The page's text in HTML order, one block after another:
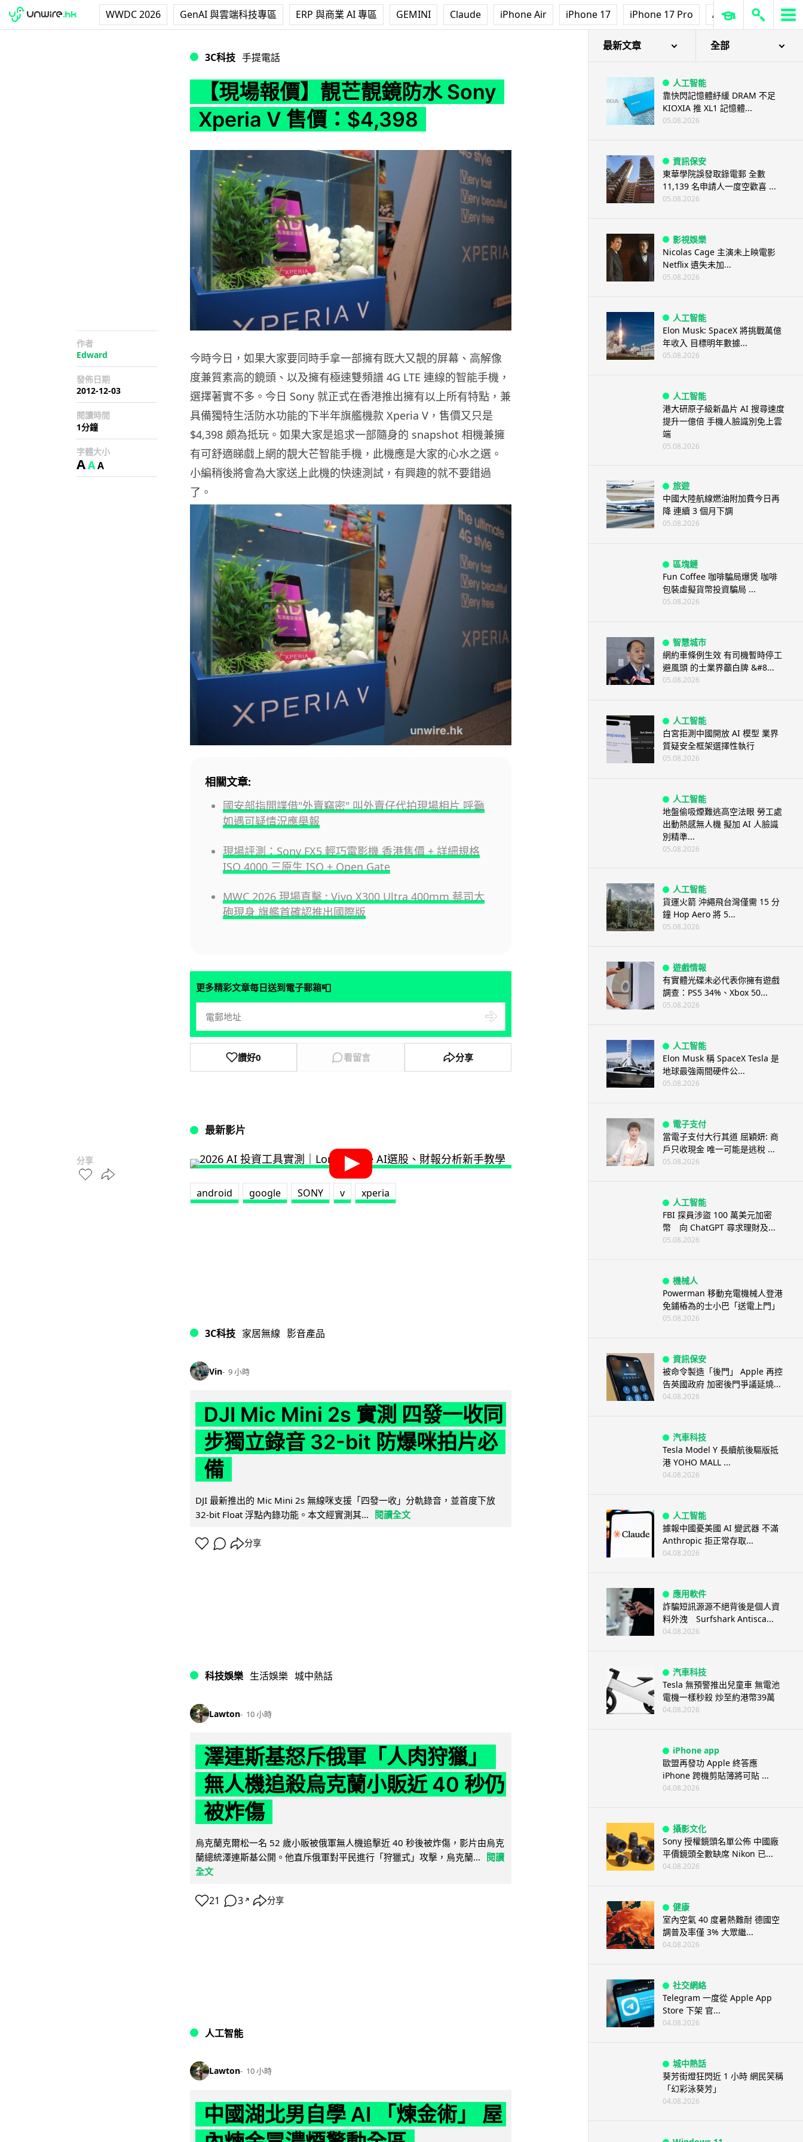
WWDC 2026 GenAI 與雲端科技專區 ERP 與商業 AI 專區 GEMINI Claude iPhone Air iPhone 17 iPhone 17 Pro AirPods Pro 3
3C科技 手提電話
【現場報價】靚芒靚鏡防水 Sony
Xperia V 售價：$4,398
作者
Edward
發佈日期
2012-12-03
閱讀時間
1分鐘
字體大小
AAA
分享
今時今日，如果大家要同時手拿一部擁有既大又靚的屏幕、高解像
度兼質素高的鏡頭、以及擁有極速雙頻譜 4G LTE 連線的智能手機，
選擇著實不多。今日 Sony 就正式在香港推出擁有以上所有特點，兼
具備獨特生活防水功能的下半年旗艦機款 Xperia V，售價又只是
$4,398 頗為抵玩。如果大家是追求一部隨身的 snapshot 相機兼擁
有可舒適睇戲上網的靚大芒智能手機，此機應是大家的心水之選。
小編稍後將會為大家送上此機的快速測試，有興趣的就不要錯過
了。
相關文章:
國安部指間諜借"外賣竊密" 叫外賣仔代拍現場相片 呼籲
如遇可疑情況應舉報
現場評測：Sony FX5 輕巧電影機 香港售價 + 詳細規格
ISO 4000 三原生 ISO + Open Gate
MWC 2026 現場直擊 : Vivo X300 Ultra 400mm 蔡司大
砲現身 旗艦首確認推出國際版
更多精彩文章每日送到電子郵箱📮
讚好0 看留言 分享
最新影片
android google SONY v xperia
3C科技 家居無線 影音產品
Vin 9 小時
DJI Mic Mini 2s 實測 四發一收同
步獨立錄音 32-bit 防爆咪拍片必
備
DJI 最新推出的 Mic Mini 2s 無線咪支援「四發一收」分軌錄音，並首度下放
32-bit Float 浮點內錄功能。本文經實測其...
閱讀全文
分享
科技娛樂 生活娛樂 城中熱話
Lawton 10 小時
澤連斯基怒斥俄軍「人肉狩獵」
無人機追殺烏克蘭小販近 40 秒仍
被炸傷
烏克蘭克爾松一名 52 歲小販被俄軍無人機追擊近 40 秒後被炸傷，影片由烏克
蘭總統澤連斯基公開。他直斥俄軍對平民進行「狩獵式」攻擊，烏克蘭...
閱讀
全文
21 3 ↗ 分享
人工智能
Lawton 10 小時
中國湖北男自學 AI 「煉金術」 屋
最新文章 全部
人工智能
靠快閃記憶體紓緩 DRAM 不足
KIOXIA 推 XL1 記憶體...
05.08.2026
資訊保安
東華學院誤發取錄電郵 全數
11,139 名申請人一度空歡喜 ...
05.08.2026
影視娛樂
Nicolas Cage 主演未上映電影
Netflix 遺失未加...
05.08.2026
人工智能
Elon Musk: SpaceX 將挑戰萬億
年收入 目標明年數據...
05.08.2026
人工智能
港大研原子級新晶片 AI 搜尋速度
提升一億倍 手機人臉識別免上雲
端
05.08.2026
旅遊
中國大陸航線燃油附加費今日再
降 連續 3 個月下調
05.08.2026
區塊鏈
Fun Coffee 咖啡騙局爆煲 咖啡
包裝虛擬貨幣投資騙局 ...
05.08.2026
智慧城市
網約車條例生效 有司機暫時停工
避風頭 的士業界籲白牌 &#8...
05.08.2026
人工智能
白宮拒測中國開放 AI 模型 業界
質疑安全框架選擇性執行
05.08.2026
人工智能
地盤偷吸煙難逃高空法眼 勞工處
出動熱感無人機 擬加 AI 人臉識
別精準...
05.08.2026
人工智能
貨運火箭 沖繩飛台灣僅需 15 分
鐘 Hop Aero 將 5...
05.08.2026
遊戲情報
有實體光碟未必代表你擁有遊戲
調查：PS5 34%、Xbox 50...
05.08.2026
人工智能
Elon Musk 稱 SpaceX Tesla 是
地球最強兩間硬件公...
05.08.2026
電子支付
當電子支付大行其道 屈穎妍: 商
戶只收現金 唯一可能是逃稅 ...
05.08.2026
人工智能
FBI 探員涉盜 100 萬美元加密
幣 向 ChatGPT 尋求理財及...
05.08.2026
機械人
Powerman 移動充電機械人登港
免鋪樁為的士小巴「送電上門」
05.08.2026
資訊保安
被命令製造「後門」 Apple 再控
告英國政府 加密後門爭議延燒...
04.08.2026
汽車科技
Tesla Model Y 長續航後驅版抵
港 YOHO MALL ...
04.08.2026
人工智能
據報中國憂美國 AI 變武器 不滿
Anthropic 拒正常存取...
04.08.2026
應用軟件
詐騙短訊源源不絕背後是個人資
料外洩 Surfshark Antisca...
04.08.2026
汽車科技
Tesla 無預警推出兒童車 無電池
電機一樣秒殺 炒至約港幣39萬
04.08.2026
iPhone app
歐盟再發功 Apple 終答應
iPhone 跨機剪貼簿將可貼 ...
04.08.2026
攝影文化
Sony 授權鏡頭名單公佈 中國廠
平價鏡頭全數缺席 Nikon 已...
04.08.2026
健康
室內空氣 40 度暑熱難耐 德國空
調普及率僅 3% 大眾繼...
04.08.2026
社交網絡
Telegram 一度從 Apple App
Store 下架 官...
04.08.2026
城中熱話
葵芳街燈狂閃近 1 小時 網民笑稱
「幻彩泳葵芳」
04.08.2026